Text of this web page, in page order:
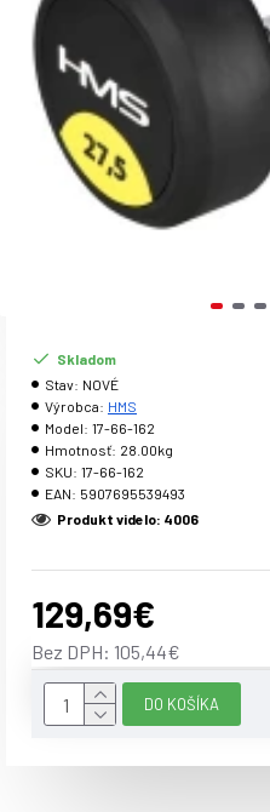
129,69€
Bez DPH: 105,44€
Skladom
Stav: NOVÉ
Výrobca: HMS
Model: 17-66-162
Hmotnosť: 28.00kg
SKU: 17-66-162
EAN: 5907695539493
Produkt videlo: 4006
DO KOŠÍKA